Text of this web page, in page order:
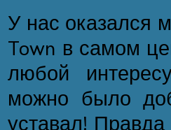
У нас оказался
Town в самом
любой
можно было
уставал!